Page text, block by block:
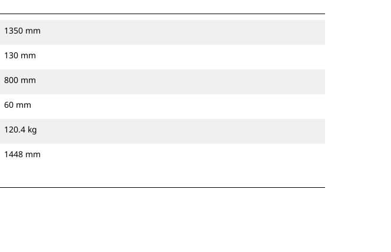
1350 mm
130 mm
800 mm
60 mm
120.4 kg
1448 mm